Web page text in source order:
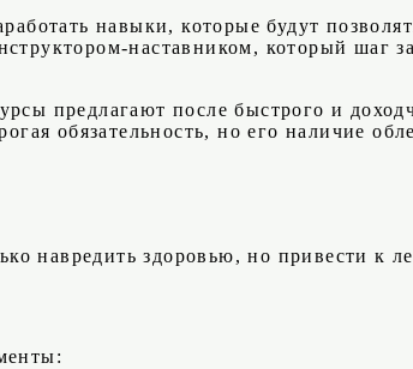
навыки, которые будут
наставником, который шаг
предлагают после быстрого и
обязательность, но его наличие
навредить здоровью, но привести к